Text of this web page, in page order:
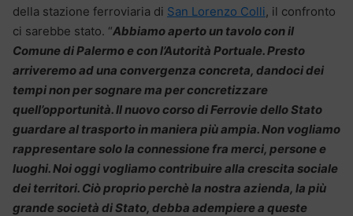
della stazione ferroviaria di San Lorenzo Colli, il confronto
ci sarebbe stato. “Abbiamo aperto un tavolo con il
Comune di Palermo e con l’Autorità Portuale. Presto
arriveremo ad una convergenza concreta, dandoci dei
tempi non per sognare ma per concretizzare
quell’opportunità. Il nuovo corso di Ferrovie dello Stato
guardare al trasporto in maniera più ampia. Non vogliamo
rappresentare solo la connessione fra merci, persone e
luoghi. Noi oggi vogliamo contribuire alla crescita sociale
dei territori. Ciò proprio perchè la nostra azienda, la più
grande società di Stato, debba adempiere a queste